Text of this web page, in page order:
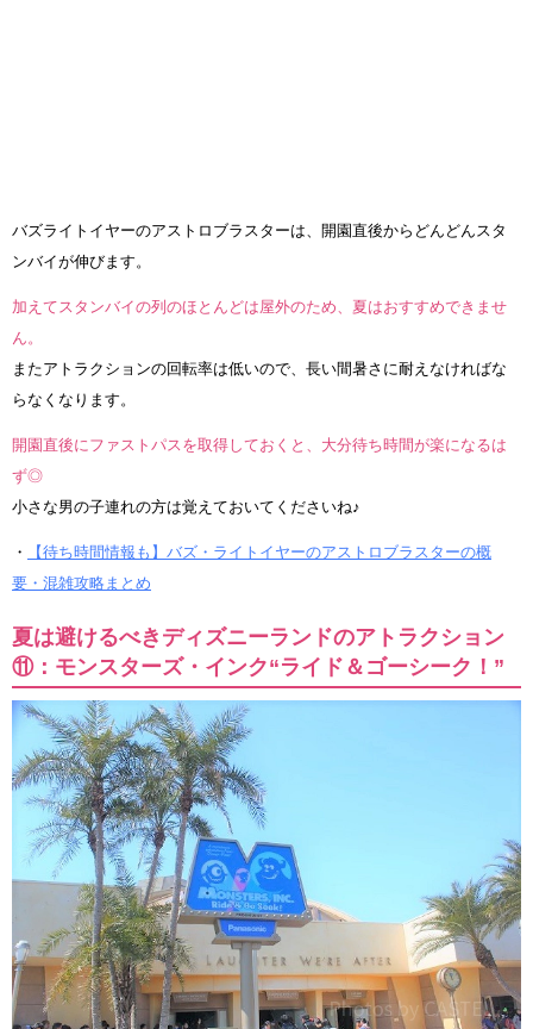
バズライトイヤーのアストロブラスターは、開園直後からどんどんスタ
ンバイが伸びます。
加えてスタンバイの列のほとんどは屋外のため、夏はおすすめできませ
ん。
またアトラクションの回転率は低いので、長い間暑さに耐えなければな
らなくなります。
開園直後にファストパスを取得しておくと、大分待ち時間が楽になるは
ず◎
小さな男の子連れの方は覚えておいてくださいね♪
・
【待ち時間情報も】バズ・ライトイヤーのアストロブラスターの概
要・混雑攻略まとめ
夏は避けるべきディズニーランドのアトラクション
⑪：モンスターズ・インク“ライド＆ゴーシーク！”